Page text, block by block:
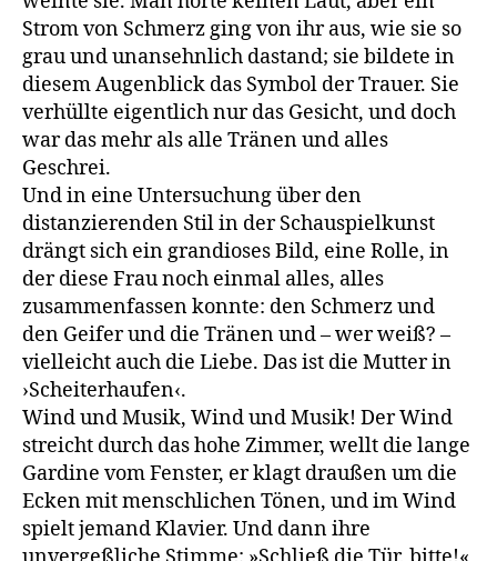
Strom von Schmerz ging von ihr aus, wie sie so
grau und unansehnlich dastand; sie bildete in
diesem Augenblick das Symbol der Trauer. Sie
verhüllte eigentlich nur das Gesicht, und doch
war das mehr als alle Tränen und alles
Geschrei.
Und in eine Untersuchung über den
distanzierenden Stil in der Schauspielkunst
drängt sich ein grandioses Bild, eine Rolle, in
der diese Frau noch einmal alles, alles
zusammenfassen konnte: den Schmerz und
den Geifer und die Tränen und – wer weiß? –
vielleicht auch die Liebe. Das ist die Mutter in
›Scheiterhaufen‹.
Wind und Musik, Wind und Musik! Der Wind
streicht durch das hohe Zimmer, wellt die lange
Gardine vom Fenster, er klagt draußen um die
Ecken mit menschlichen Tönen, und im Wind
spielt jemand Klavier. Und dann ihre